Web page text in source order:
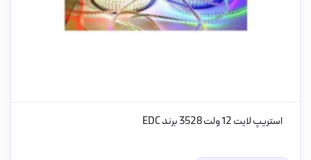
استریپ لایت 12 ولت 3528 برند EDC